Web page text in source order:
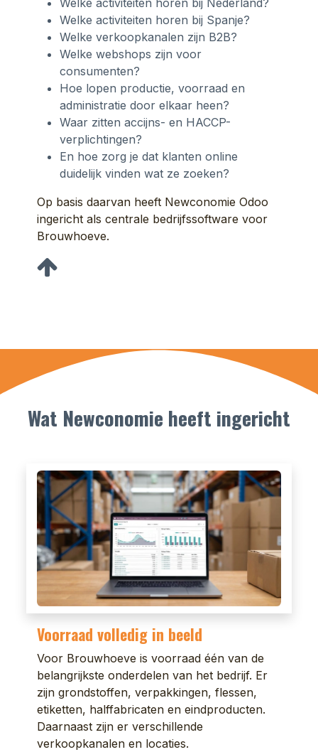
Welke activiteiten horen bij Spanje?
Welke verkoopkanalen zijn B2B?
Welke webshops zijn voor
consumenten?
Hoe lopen productie, voorraad en
administratie door elkaar heen?
Waar zitten accijns- en HACCP-
verplichtingen?
En hoe zorg je dat klanten online
duidelijk vinden wat ze zoeken?
Op basis daarvan heeft Newconomie Odoo
ingericht als centrale bedrijfssoftware voor
Brouwhoeve.
Wat Newconomie heeft ingericht
Voorraad volledig in beeld
Voor Brouwhoeve is voorraad één van de
belangrijkste onderdelen van het bedrijf. Er
zijn grondstoffen, verpakkingen, flessen,
etiketten, halffabricaten en eindproducten.
Daarnaast zijn er verschillende
verkoopkanalen en locaties.